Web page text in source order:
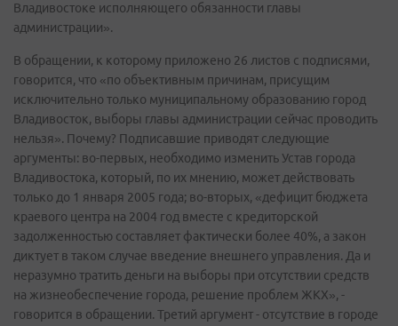
Владивостоке исполняющего обязанности главы
администрации».
В обращении, к которому приложено 26 листов с подписями,
говорится, что «по объективным причинам, присущим
исключительно только муниципальному образованию город
Владивосток, выборы главы администрации сейчас проводить
нельзя». Почему? Подписавшие приводят следующие
аргументы: во-первых, необходимо изменить Устав города
Владивостока, который, по их мнению, может действовать
только до 1 января 2005 года; во-вторых, «дефицит бюджета
краевого центра на 2004 год вместе с кредиторской
задолженностью составляет фактически более 40%, а закон
диктует в таком случае введение внешнего управления. Да и
неразумно тратить деньги на выборы при отсутствии средств
на жизнеобеспечение города, решение проблем ЖКХ», -
говорится в обращении. Третий аргумент - отсутствие в городе